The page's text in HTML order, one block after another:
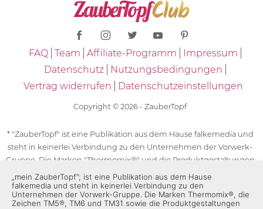
FAQ Team Affiliate-Programm
Impressum
Datenschutz
Nutzungsbedingungen
Vertrag widerrufen
Datenschutzeinstellungen
Copyright © 2026 - ZauberTopf
* "ZauberTopf" ist eine Publikation aus dem Hause falkemedia und
steht in keinerlei Verbindung zu den Unternehmen der Vorwerk-
Gruppe. Die Marken "Thermomix®" und die Produktgestaltungen
des "Thermomix®" sind eingetragene Marken der Unternehmen
der Vorwerk-Gruppe. Die Marken Thermomix®, die Zeichen TM5®,
TM6 und TM31 sowie die Produktgestaltungen des Thermomix®
„mein ZauberTopf”; ist eine Publikation aus dem Hause
falkemedia und steht in keinerlei Verbindung zu den
Unternehmen der Vorwerk-Gruppe. Die Marken Thermomix®, die
Zeichen TM5®, TM6 und TM31 sowie die Produktgestaltungen